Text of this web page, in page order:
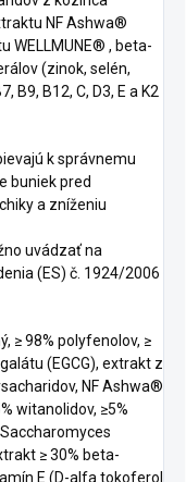
NF Ashwa®
WELLMUNE® , beta-
(zinok, selén,
B9, B12, C, D3, E a K2
k správnemu
buniek pred
a zníženiu
uvádzať na
(ES) č. 1924/2006
≥ 98% polyfenolov, ≥
(EGCG), extrakt z
NF Ashwa®
witanolidov, ≥5%
≥ 30% beta-
E (D-alfa tokoferol